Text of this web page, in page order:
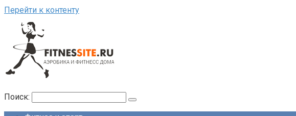
Перейти к контенту
Поиск: